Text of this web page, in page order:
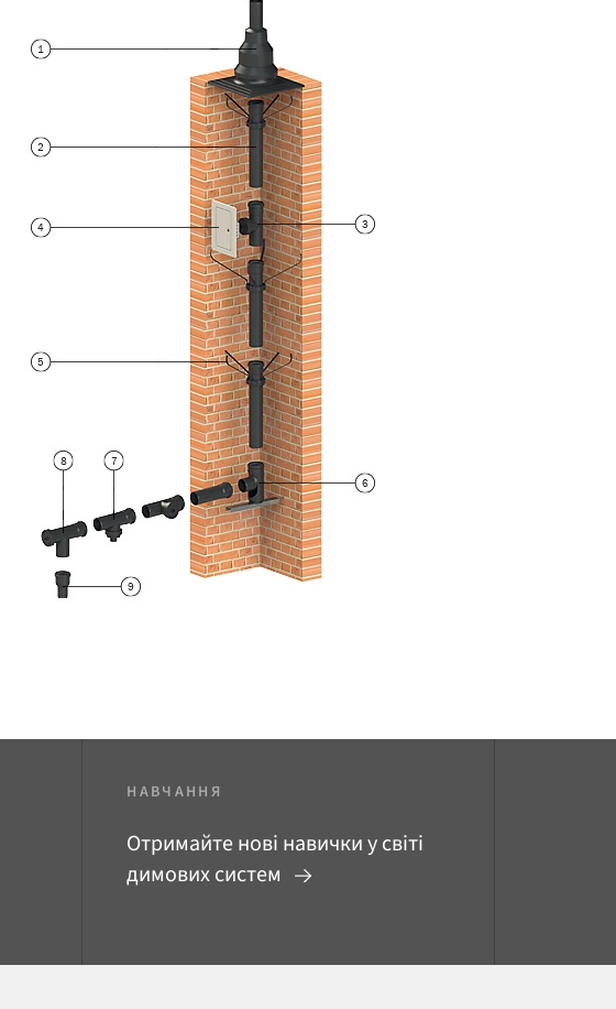
НАВЧАННЯ
Отримайте нові навички у світі
димових систем